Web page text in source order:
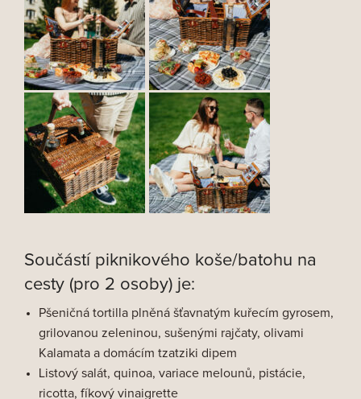
Součástí piknikového koše/batohu na
cesty (pro 2 osoby) je:
Pšeničná tortilla plněná šťavnatým kuřecím gyrosem,
grilovanou zeleninou, sušenými rajčaty, olivami
Kalamata a domácím tzatziki dipem
Listový salát, quinoa, variace melounů, pistácie,
ricotta, fíkový vinaigrette